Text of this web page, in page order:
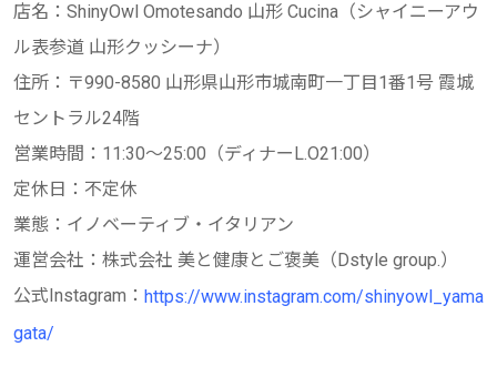
店名：ShinyOwl Omotesando 山形 Cucina（シャイニーアウ
ル表参道 山形クッシーナ）
住所：〒990-8580 山形県山形市城南町一丁目1番1号 霞城
セントラル24階
営業時間：11:30～25:00（ディナーL.O21:00）
定休日：不定休
業態：イノベーティブ・イタリアン
運営会社：株式会社 美と健康とご褒美（Dstyle group.）
公式Instagram： https://www.instagram.com/shinyowl_yama
gata/